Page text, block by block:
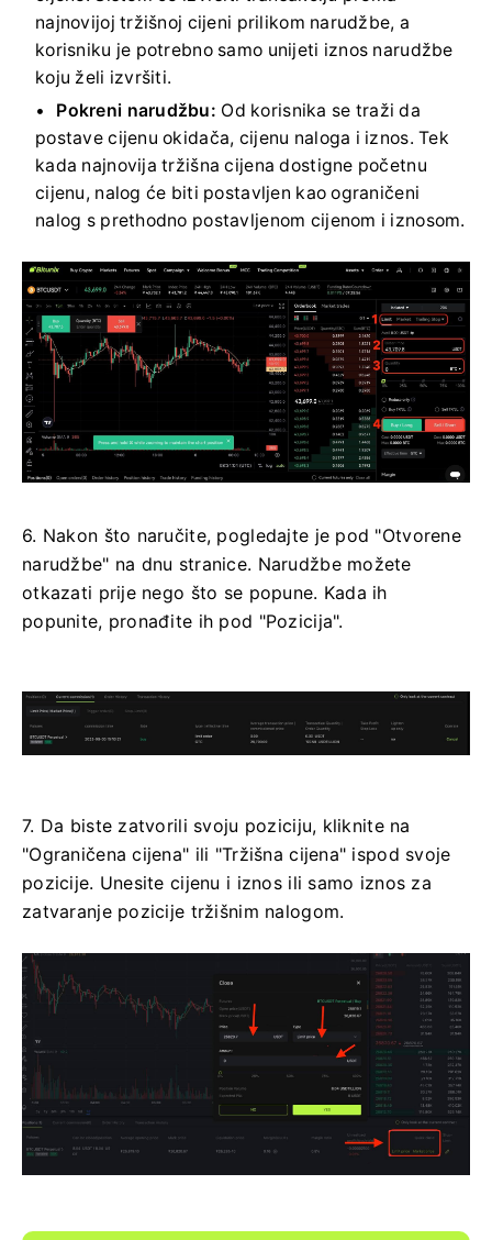
najnovijoj tržišnoj cijeni prilikom narudžbe, a
korisniku je potrebno samo unijeti iznos narudžbe
koju želi izvršiti.
Pokreni narudžbu: Od korisnika se traži da
postave cijenu okidača, cijenu naloga i iznos.Tek
kada najnovija tržišna cijena dostigne početnu
cijenu, nalog će biti postavljen kao ograničeni
nalog s prethodno postavljenom cijenom i iznosom.
6. Nakon što naručite, pogledajte je pod "Otvorene
narudžbe" na dnu stranice. Narudžbe možete
otkazati prije nego što se popune. Kada ih
popunite, pronađite ih pod "Pozicija".
7. Da biste zatvorili svoju poziciju, kliknite na
"Ograničena cijena" ili "Tržišna cijena" ispod svoje
pozicije. Unesite cijenu i iznos ili samo iznos za
zatvaranje pozicije tržišnim nalogom.